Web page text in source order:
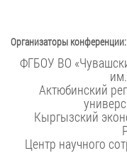
Организаторы конференции:
ФГБОУ ВО «Чувашский
Актюбинский
Кыргызский
Центр научного